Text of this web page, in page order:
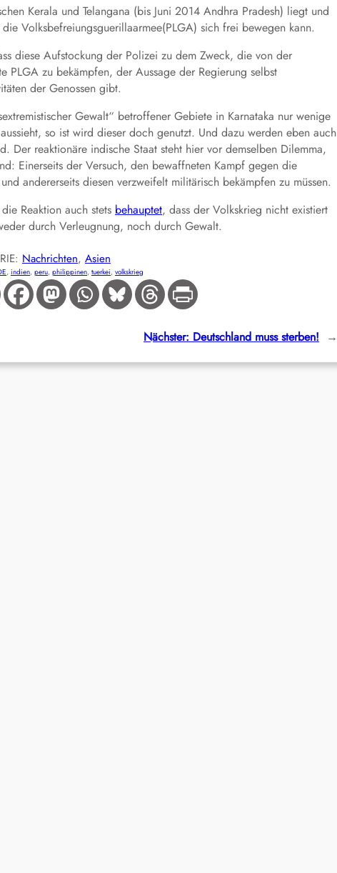
Kerala und Telangana (bis Juni 2014 Andhra Pradesh) liegt und
Volksbefreiungsguerillaarmee(PLGA) sich frei bewegen kann.
diese Aufstockung der Polizei zu dem Zweck, die von der
PLGA zu bekämpfen, der Aussage der Regierung selbst
der Genossen gibt.
Gewalt“ betroffener Gebiete in Karnataka nur wenige
so ist wird dieser doch genutzt. Und dazu werden eben auch
Der reaktionäre indische Staat steht hier vor demselben Dilemma,
Einerseits der Versuch, den bewaffneten Kampf gegen die
andererseits diesen verzweifelt militärisch bekämpfen zu müssen.
Reaktion auch stets behauptet, dass der Volkskrieg nicht existiert
durch Verleugnung, noch durch Gewalt.
Nachrichten, Asien
, indien, peru, philippinen, tuerkei, volkskrieg
Nächster: Deutschland muss sterben! →